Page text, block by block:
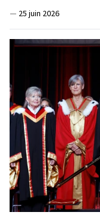
— 25 juin 2026